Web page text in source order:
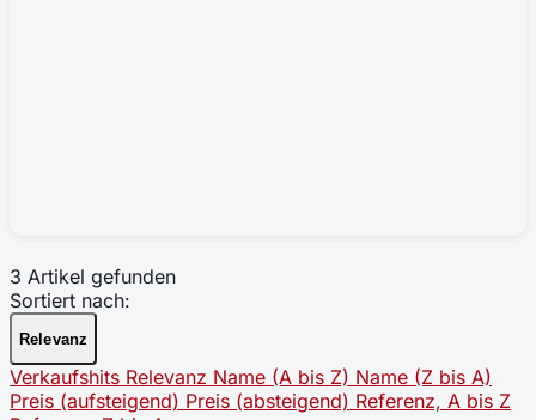
3 Artikel gefunden
Sortiert nach:
Relevanz
Verkaufshits Relevanz Name (A bis Z) Name (Z bis A)
Preis (aufsteigend) Preis (absteigend) Referenz, A bis Z